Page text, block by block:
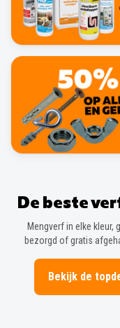
De beste
Mengverf in elke kleur,
bezorgd of gratis
Bekijk de